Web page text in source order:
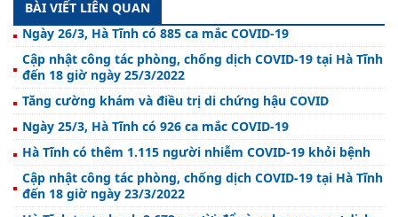
BÀI VIẾT LIÊN QUAN
Ngày 26/3, Hà Tĩnh có 885 ca mắc COVID-19
Cập nhật công tác phòng, chống dịch COVID-19 tại Hà Tĩnh
đến 18 giờ ngày 25/3/2022
Tăng cường khám và điều trị di chứng hậu COVID
Ngày 25/3, Hà Tĩnh có 926 ca mắc COVID-19
Hà Tĩnh có thêm 1.115 người nhiễm COVID-19 khỏi bệnh
Cập nhật công tác phòng, chống dịch COVID-19 tại Hà Tĩnh
đến 18 giờ ngày 23/3/2022